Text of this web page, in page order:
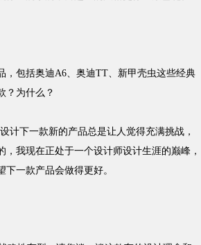
包括奥迪A6、奥迪TT、新甲壳虫这些经典
？为什么？
下一款新的产品总是让人觉得充满挑战，
我现在正处于一个设计师设计生涯的巅峰，
一款产品会做得更好。